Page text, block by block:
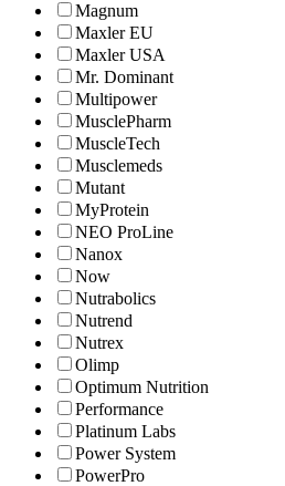
Magnum
Maxler EU
Maxler USA
Mr. Dominant
Multipower
MusclePharm
MuscleTech
Musclemeds
Mutant
MyProtein
NEO ProLine
Nanox
Now
Nutrabolics
Nutrend
Nutrex
Olimp
Optimum Nutrition
Performance
Platinum Labs
Power System
PowerPro